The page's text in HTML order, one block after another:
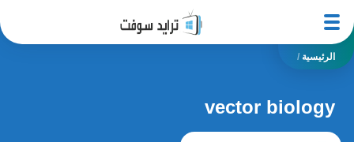
الرئيسية /
vector biology